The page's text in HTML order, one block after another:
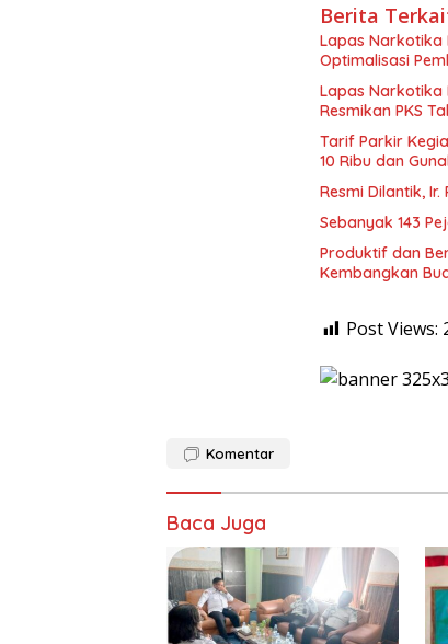
Berita
Lapas Narkotika
Optimalisasi
Lapas Narkotika
Resmikan PKS
Tarif Parkir
10 Ribu dan
Resmi Dilantik,
Sebanyak 143
Produktif dan
Kembangkan
Post Views:
Komentar
Baca Juga